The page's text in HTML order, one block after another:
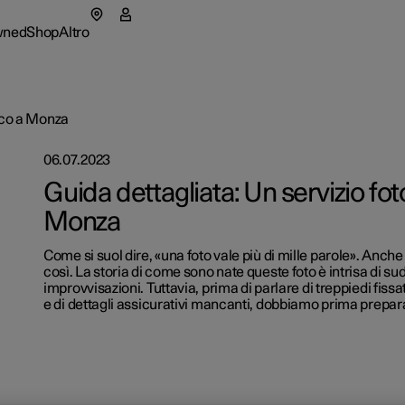
ShopAltro
disponibili
disponibili
disponibili
in una nuova finestra)
Parco
Opzioni
su Polestar
a Monza
06.07.2023
Guida dettagliata: Un servizio
Monza
Come si suol dire, «una foto vale più di mille parole».
così. La storia di come sono nate queste foto è intrisa di
improvvisazioni. Tuttavia, prima di parlare di treppiedi
e di dettagli assicurativi mancanti, dobbiamo prima